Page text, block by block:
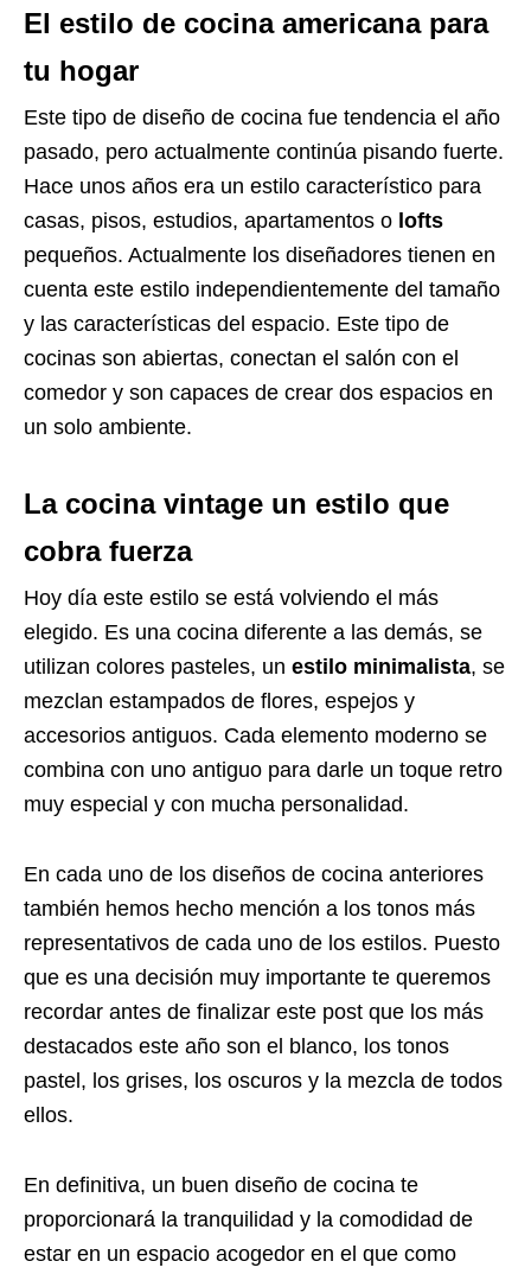
El estilo de cocina americana para
tu hogar
Este tipo de diseño de cocina fue tendencia el año
pasado, pero actualmente continúa pisando fuerte.
Hace unos años era un estilo característico para
casas, pisos, estudios, apartamentos o lofts
pequeños. Actualmente los diseñadores tienen en
cuenta este estilo independientemente del tamaño
y las características del espacio. Este tipo de
cocinas son abiertas, conectan el salón con el
comedor y son capaces de crear dos espacios en
un solo ambiente.
La cocina vintage un estilo que
cobra fuerza
Hoy día este estilo se está volviendo el más
elegido. Es una cocina diferente a las demás, se
utilizan colores pasteles, un estilo minimalista, se
mezclan estampados de flores, espejos y
accesorios antiguos. Cada elemento moderno se
combina con uno antiguo para darle un toque retro
muy especial y con mucha personalidad.
En cada uno de los diseños de cocina anteriores
también hemos hecho mención a los tonos más
representativos de cada uno de los estilos. Puesto
que es una decisión muy importante te queremos
recordar antes de finalizar este post que los más
destacados este año son el blanco, los tonos
pastel, los grises, los oscuros y la mezcla de todos
ellos.
En definitiva, un buen diseño de cocina te
proporcionará la tranquilidad y la comodidad de
estar en un espacio acogedor en el que como